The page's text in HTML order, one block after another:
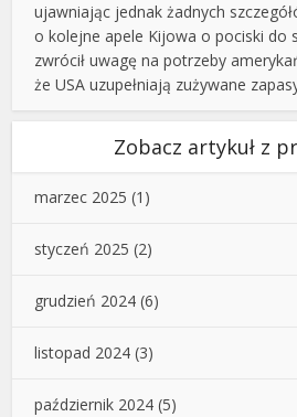
ujawniając jednak żadnych
o kolejne apele Kijowa o pociski do
zwrócił uwagę na potrzeby
że USA uzupełniają zużywane
Zobacz artykuł z
marzec 2025 (1)
styczeń 2025 (2)
grudzień 2024 (6)
listopad 2024 (3)
październik 2024 (5)